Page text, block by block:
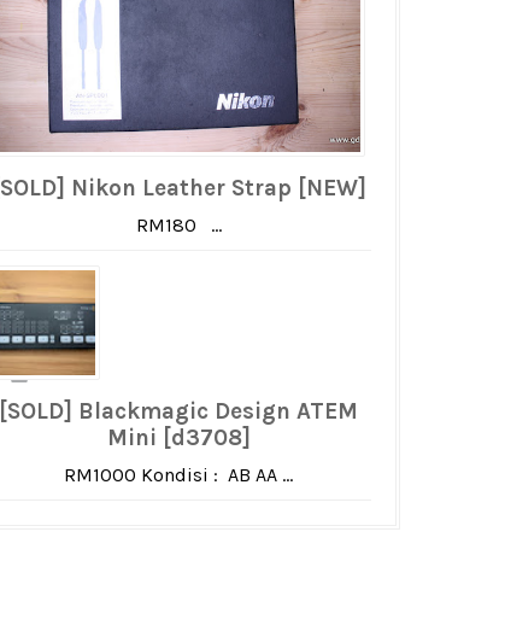
[SOLD] Nikon Leather Strap [NEW]
RM180 ...
[SOLD] Blackmagic Design ATEM
Mini [d3708]
RM1000 Kondisi : AB AA ...